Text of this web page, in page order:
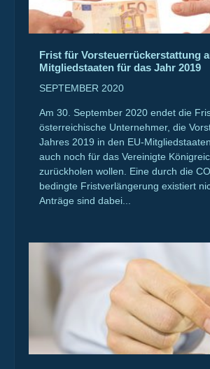
Frist für Vorsteuerrückerstattung
Mitgliedstaaten für das Jahr 2019
SEPTEMBER 2020
Am 30. September 2020 endet die
österreichische Unternehmer, die
Jahres 2019 in den EU-
auch noch für das Vereinigte
zurückholen wollen. Eine durch die
bedingte Fristverlängerung existiert
Anträge sind dabei...